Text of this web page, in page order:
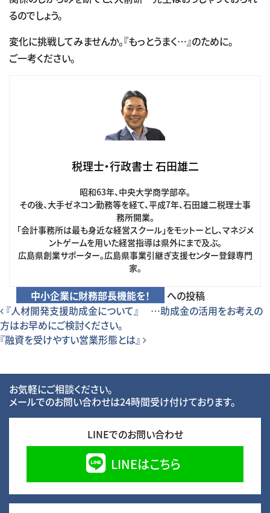
るのでしょう。
変化に挑戦してみませんか。『もっとうまく…』のために。
ご一考ください。
税理士・行政書士 石田雄二
昭和63年、中央大学商学部卒。
その後、大手ゼネコン勤務等を経て、平成7年、石田雄二税理士事
務所開業。
「会計事務所は最も身近な経営スクール」をモットーとし、マネジメ
ントゲームを用いた経営指導は県外にまで及ぶ。
広島県創業サポーター。広島県事業引継ぎ支援センター登録専門
家。
中小企業に財務部長機能を！ への投稿
投稿ナビゲーション
『人材開発支援助成金について』 …助成金の活用をお考えの
方はお早めにご検討ください。
『融資を受けやすい営業形態とは』
お気軽にご相談ください。
メールでのお問い合わせは24時間受け付けております。
LINEでのお問い合わせ
LINEはこちら